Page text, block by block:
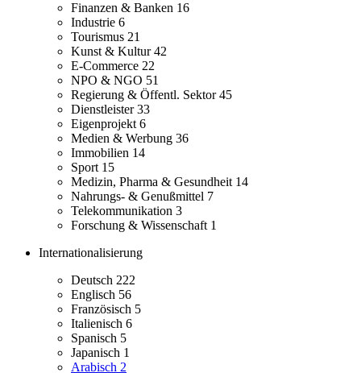
Finanzen & Banken 16
Industrie 6
Tourismus 21
Kunst & Kultur42
E-Commerce 22
NPO & NGO 51
Regierung & Öffentl. Sektor45
Dienstleister33
Eigenprojekt 6
Medien & Werbung 36
Immobilien 14
Sport 15
Medizin, Pharma & Gesundheit 14
Nahrungs- & Genußmittel 7
Telekommunikation 3
Forschung & Wissenschaft 1
Internationalisierung
Deutsch 222
Englisch 56
Französisch 5
Italienisch 6
Spanisch 5
Japanisch 1
Arabisch 2